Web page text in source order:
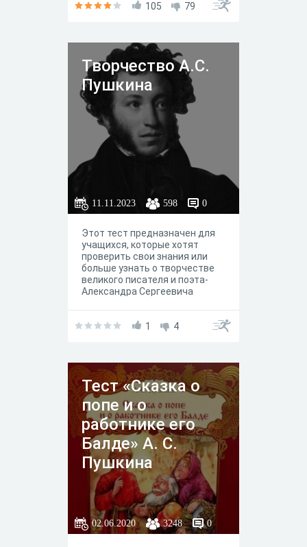
105 79
Творчество А.С.
Пушкина
11.11.2023 598 0
Этот тест предназначен для
учащихся, которые хотят
проверить свои знания или
больше узнать о творчестве
великого писателя и поэта-
Александра Сергеевича
1 4
Тест «Сказка о
попе и о
работнике его
Балде» А. С.
Пушкина
02.06.2020 3248 0